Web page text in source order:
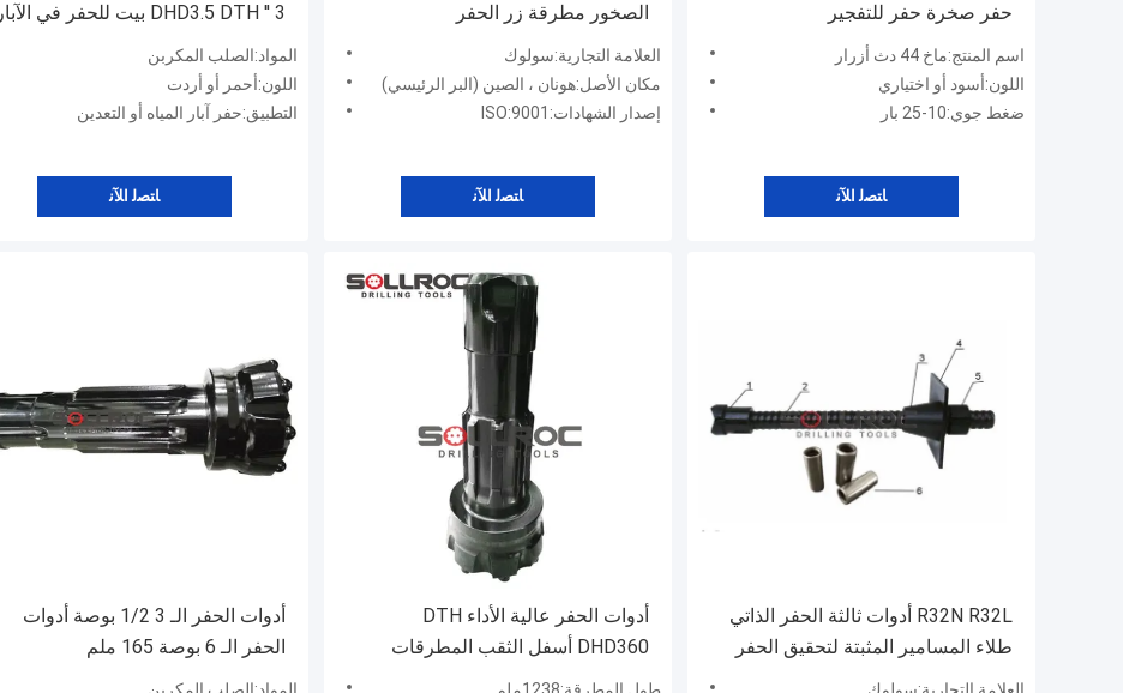
3 '' DHD3.5 DTH بيت للحفر في الآبار
المائية
المواد:الصلب المكربن
اللون:أحمر أو أردت
التطبيق:حفر آبار المياه أو التعدين
ﺎﺘﺼﻟ ﺍﻶﻧ
الصخور مطرقة زر الحفر
العلامة التجارية:سولوك
مكان الأصل:هونان ، الصين (البر الرئيسي)
إصدار الشهادات:ISO:9001
ﺎﺘﺼﻟ ﺍﻶﻧ
حفر صخرة حفر للتفجير
اسم المنتج:ماخ 44 دث أزرار
اللون:أسود أو اختياري
ضغط جوي:10-25 بار
ﺎﺘﺼﻟ ﺍﻶﻧ
أدوات الحفر الـ 3 1/2 بوصة أدوات
الحفر الـ 6 بوصة 165 ملم
أدوات الحفر عالية الأداء DTH
DHD360 أسفل الثقب المطرقات
والأجزاء
R32N R32L أدوات ثالثة الحفر الذاتي
طلاء المسامير المثبتة لتحقيق الحفر
في الأنفاق